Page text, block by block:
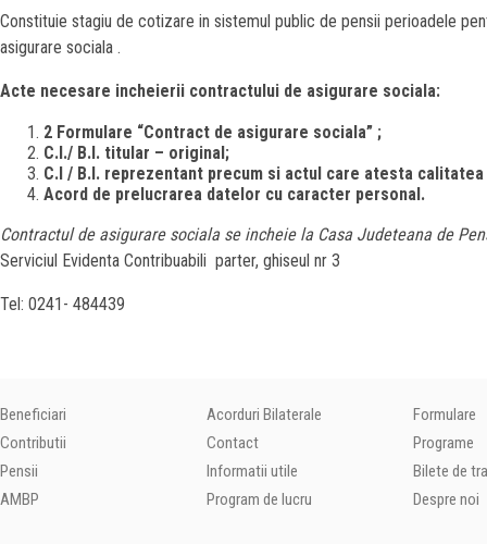
Constituie stagiu de cotizare in sistemul public de pensii perioadele
asigurare sociala .
Acte necesare incheierii contractului de asigurare sociala:
2 Formulare “Contract de asigurare sociala” ;
C.I./ B.I. titular – original;
C.I / B.I. reprezentant precum si actul care atesta
Acord de prelucrarea datelor cu caracter personal.
Contractul de asigurare sociala se incheie la Casa Judeteana de
Serviciul Evidenta Contribuabili parter, ghiseul nr 3
Tel: 0241- 484439
Beneficiari
Contributii
Pensii
AMBP
Acorduri Bilaterale
Contact
Informatii utile
Program de lucru
Formulare
Programe
Bilete de
Despre noi